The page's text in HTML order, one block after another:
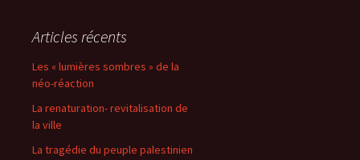
Articles récents
Les « lumières sombres » de la
néo-réaction
La renaturation- revitalisation de
la ville
La tragédie du peuple palestinien